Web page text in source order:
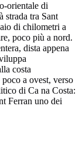
orientale di
strada tra Sant
di chilometri a
poco più a nord.
dista appena
costa
a ovest, verso
di Ca na Costa:
Ferran uno dei